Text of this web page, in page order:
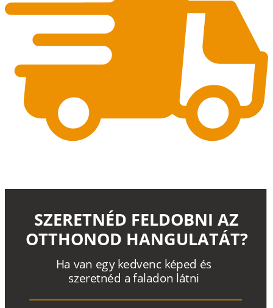
Ha van egy kedvenc képed és
szeretnéd a faladon látni
SZERETNÉD FELDOBNI AZ
OTTHONOD HANGULATÁT?